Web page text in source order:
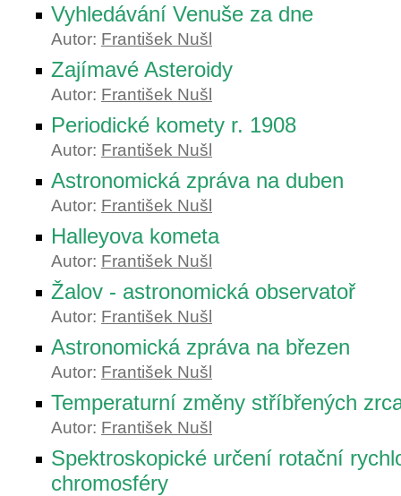
Vyhledávání Venuše za dne
Autor: František Nušl
Zajímavé Asteroidy
Autor: František Nušl
Periodické komety r. 1908
Autor: František Nušl
Astronomická zpráva na duben
Autor: František Nušl
Halleyova kometa
Autor: František Nušl
Žalov - astronomická observatoř
Autor: František Nušl
Astronomická zpráva na březen
Autor: František Nušl
Temperaturní změny stříbřených
Autor: František Nušl
Spektroskopické určení rotační
chromosféry